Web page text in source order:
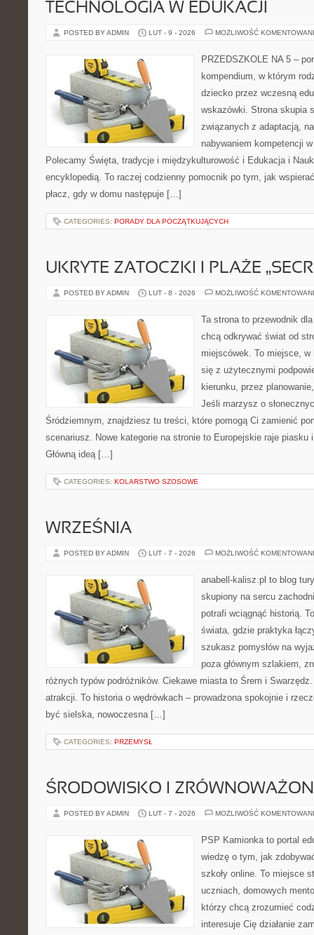
TECHNOLOGIA W EDUKACJI
POSTED BY ADMIN LUT - 9 - 2026 MOŻLIWOŚĆ
PRZEDSZKOLE NA 5 –
kompendium, w którym
dziecko przez wczesną
wskazówki. Strona skupia
związanych z adaptacją,
nabywaniem kompetencji
Polecamy Święta, tradycje i międzykulturowość i Edukacja i
encyklopedią. To raczej codzienny pomocnik po tym, jak
płacz, gdy w domu następuje […]
CATEGORIES: PORADY DLA POCZĄTKUJĄCYCH
UKRYTE ZATOCZKI I PLAŻE
POSTED BY ADMIN LUT - 8 - 2026 MOŻLIWOŚĆ
Ta strona to przewodnik
chcą odkrywać świat od
miejscówek. To miejsce,
się z użytecznymi
kierunku, przez
Jeśli marzysz o
Śródziemnym, znajdziesz tu treści, które pomogą Ci zamienić
scenariusz. Nowe kategorie na stronie to Europejskie raje piasku
Główną ideą […]
CATEGORIES: KOLARSTWO SZOSOWE
WRZEŚNIA
POSTED BY ADMIN LUT - 7 - 2026 MOŻLIWOŚĆ
anabell-kalisz.pl to blog
skupiony na sercu
potrafi wciągnąć historią.
świata, gdzie praktyka
szukasz pomysłów na
poza głównym szlakiem,
różnych typów podróżników. Ciekawe miasta to Śrem i
atrakcji. To historia o wędrówkach – prowadzona spokojnie i
być sielska, nowoczesna […]
CATEGORIES: PRZEMYSŁ
ŚRODOWISKO I
POSTED BY ADMIN LUT - 7 - 2026 MOŻLIWOŚĆ
PSP Kamionka to portal
wiedzę o tym, jak
szkoły online. To miejsce
uczniach, domowych
którzy chcą zrozumieć
interesuje Cię działanie